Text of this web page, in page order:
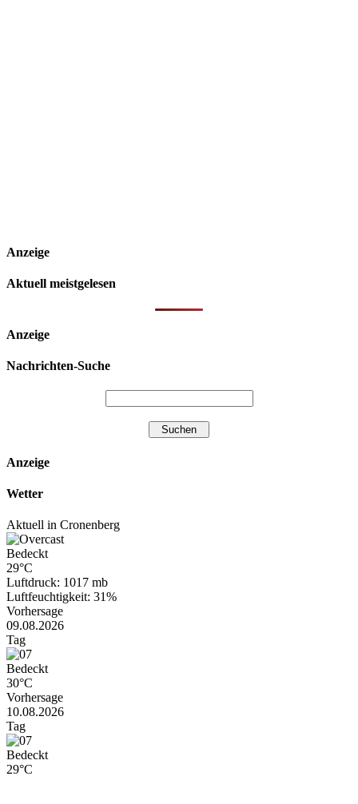
Anzeige
Aktuell meistgelesen
Anzeige
Nachrichten-Suche
Anzeige
Wetter
Aktuell in Cronenberg
Bedeckt
29°C
Luftdruck: 1017 mb
Luftfeuchtigkeit: 31%
Vorhersage
09.08.2026
Tag
Bedeckt
30°C
Vorhersage
10.08.2026
Tag
Bedeckt
29°C